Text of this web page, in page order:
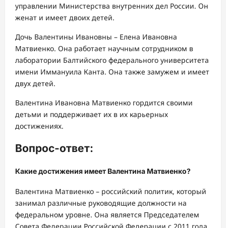
управлении Министерства внутренних дел России. Он
женат и имеет двоих детей.
Дочь Валентины Ивановны – Елена Ивановна
Матвиенко. Она работает научным сотрудником в
лаборатории Балтийского федерального университета
имени Иммануила Канта. Она также замужем и имеет
двух детей.
Валентина Ивановна Матвиенко гордится своими
детьми и поддерживает их в их карьерных
достижениях.
Вопрос-ответ:
Какие достижения имеет Валентина Матвиенко?
Валентина Матвиенко – российский политик, который
занимал различные руководящие должности на
федеральном уровне. Она является Председателем